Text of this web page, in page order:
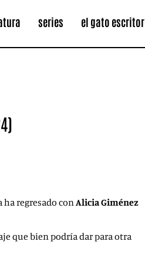
series el gato escritor
ha regresado conAlicia Giménez
que bien podría dar para otra